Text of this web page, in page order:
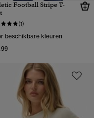
Football Stripe T-
(1)
beschikbare kleuren